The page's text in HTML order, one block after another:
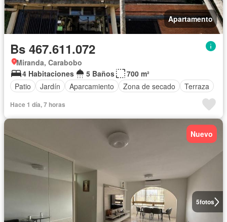
Apartamento
Bs 467.611.072
Miranda, Carabobo
4 Habitaciones
5 Baños
700 m²
Patio
Jardín Aparcamiento Zona de secado Terraza
Hace 1 día, 7 horas
5fotos
Nuevo